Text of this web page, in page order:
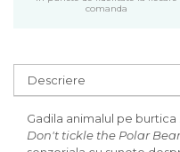
comanda
Descriere
Gadila animalul pe
Don't tickle the Polar Bear